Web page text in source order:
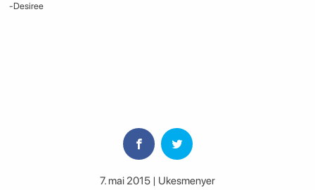
-Desiree
7. mai 2015 | Ukesmenyer